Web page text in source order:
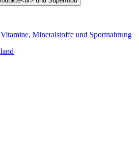
Vitamine, Mineralstoffe und Sportnahrung